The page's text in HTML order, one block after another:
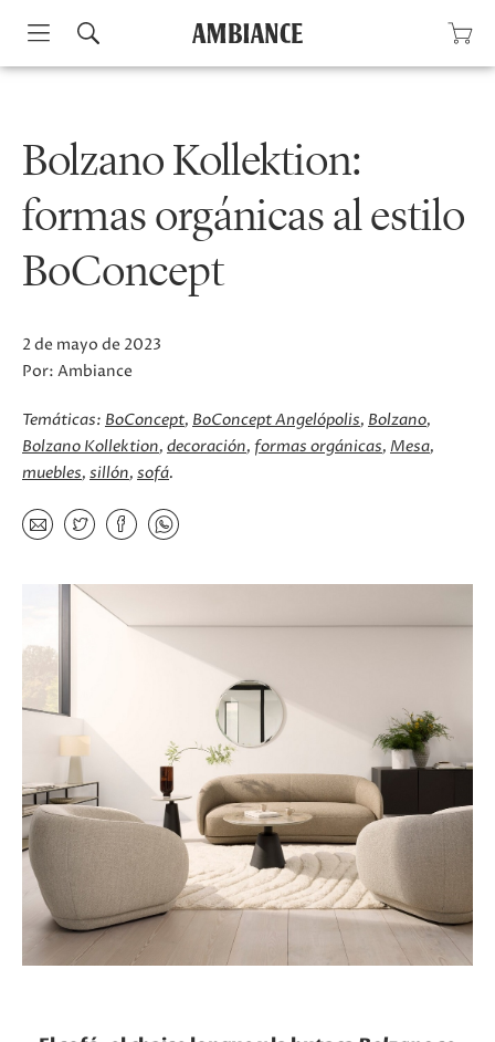
Skip
Bolzano Kollektion:
formas orgánicas al estilo
BoConcept
2 de mayo de 2023
Por: Ambiance
Temáticas: BoConcept BoConcept Angelópolis Bolzano
Bolzano Kollektion decoración formas orgánicas Mesa
muebles sillón sofá